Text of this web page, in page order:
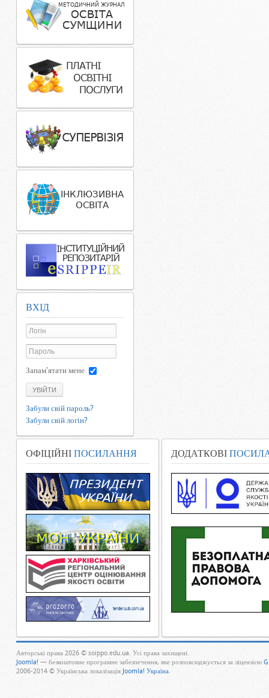
ВХІД
Запам'ятати мене
УВІЙТИ
Забули свій пароль?
Забули свій логін?
ОФІЦІЙНІ ПОСИЛАННЯ ДОДАТКОВІ
Авторські права 2026 © soippo.edu.ua. Усі права захищені.
Joomla! — безкоштовне програмне забезпечення, яке розповсюджується за ліцензією
2006-2014 © Українська локалізація Joomla! Україна.